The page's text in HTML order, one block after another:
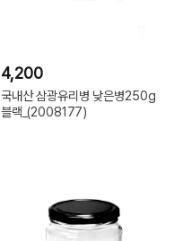
4,200
국내산 삼광유리병 낮은병250g
블랙_(2008177)